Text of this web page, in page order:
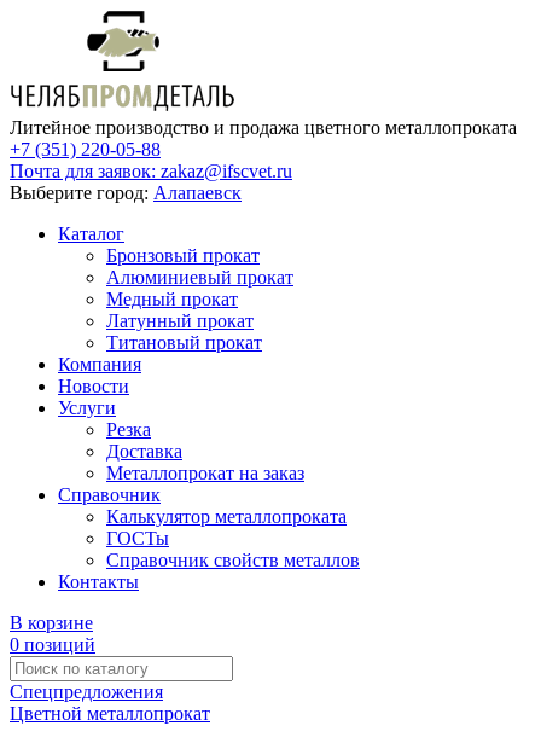
Литейное производство и продажа цветного металлопроката
+7 (351) 220-05-88
Почта для заявок: zakaz@ifscvet.ru
Выберите город: Алапаевск
Каталог
Бронзовый прокат
Алюминиевый прокат
Медный прокат
Латунный прокат
Титановый прокат
Компания
Новости
Услуги
Резка
Доставка
Металлопрокат на заказ
Справочник
Калькулятор металлопроката
ГОСТы
Справочник свойств металлов
Контакты
В корзине
0 позиций
Спецпредложения
Цветной металлопрокат